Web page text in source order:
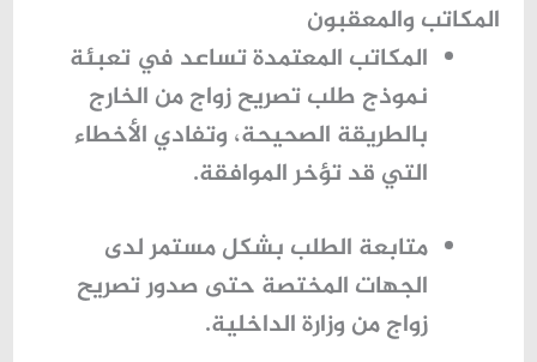
المكاتب والمعقبون
المكاتب المعتمدة تساعد في تعبئة
نموذج طلب تصريح زواج من الخارج
بالطريقة الصحيحة، وتفادي الأخطاء
التي قد تؤخر الموافقة.
متابعة الطلب بشكل مستمر لدى
الجهات المختصة حتى صدورتصريح
زواج من وزارة الداخلية.